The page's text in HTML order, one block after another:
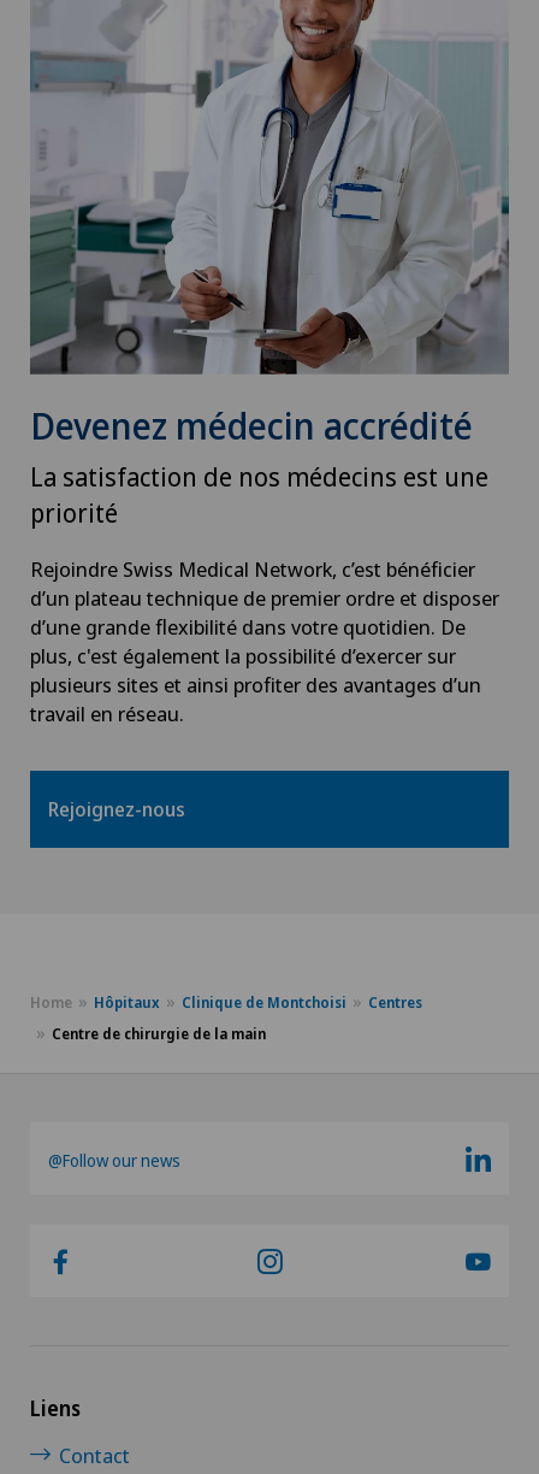
Devenez médecin accrédité
La satisfaction de nos médecins est une
priorité
Rejoindre Swiss Medical Network, c’est bénéficier
d’un plateau technique de premier ordre et disposer
d’une grande flexibilité dans votre quotidien. De
plus, c'est également la possibilité d’exercer sur
plusieurs sites et ainsi profiter des avantages d’un
travail en réseau.
Rejoignez-nous
Home Hôpitaux Clinique de Montchoisi
Centres
Centre de chirurgie de la main
@Follow our news
Liens
Contact